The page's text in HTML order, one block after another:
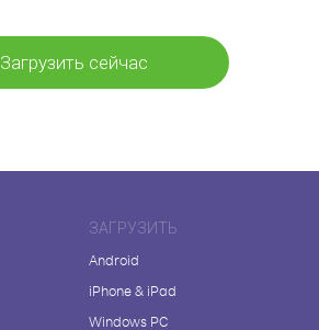
Загрузить сейчас
ЗАГРУЗИТЬ
Android
iPhone & iPad
Windows PC